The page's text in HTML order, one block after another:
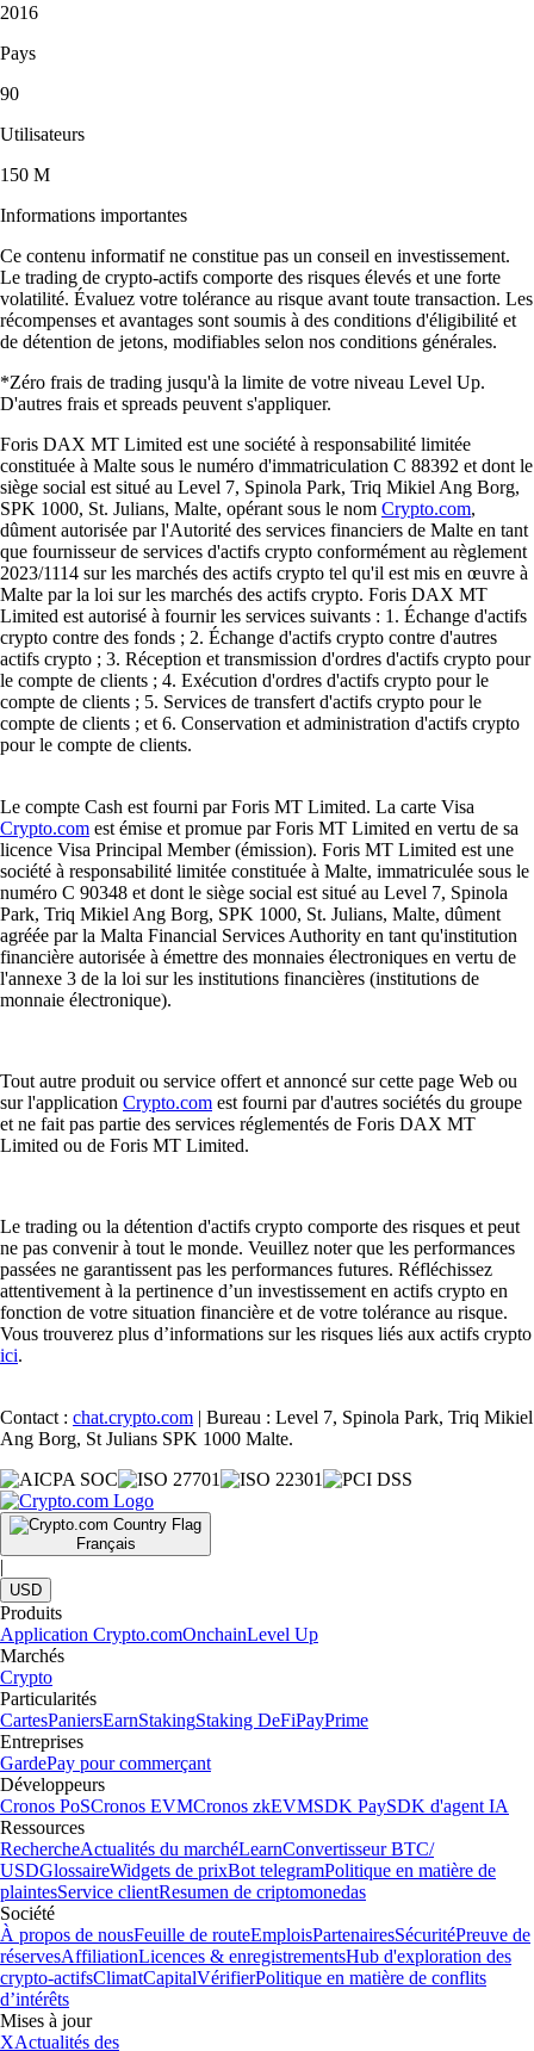
2016
Pays
90
Utilisateurs
150 M
Informations importantes
Ce contenu informatif ne constitue pas un conseil en investissement.
Le trading de crypto-actifs comporte des risques élevés et une forte
volatilité. Évaluez votre tolérance au risque avant toute transaction. Les
récompenses et avantages sont soumis à des conditions d'éligibilité et
de détention de jetons, modifiables selon nos conditions générales.
*Zéro frais de trading jusqu'à la limite de votre niveau Level Up.
D'autres frais et spreads peuvent s'appliquer.
Foris DAX MT Limited est une société à responsabilité limitée
constituée à Malte sous le numéro d'immatriculation C 88392 et dont le
siège social est situé au Level 7, Spinola Park, Triq Mikiel Ang Borg,
SPK 1000, St. Julians, Malte, opérant sous le nom Crypto.com,
dûment autorisée par l'Autorité des services financiers de Malte en tant
que fournisseur de services d'actifs crypto conformément au règlement
2023/1114 sur les marchés des actifs crypto tel qu'il est mis en œuvre à
Malte par la loi sur les marchés des actifs crypto. Foris DAX MT
Limited est autorisé à fournir les services suivants : 1. Échange d'actifs
crypto contre des fonds ; 2. Échange d'actifs crypto contre d'autres
actifs crypto ; 3. Réception et transmission d'ordres d'actifs crypto pour
le compte de clients ; 4. Exécution d'ordres d'actifs crypto pour le
compte de clients ; 5. Services de transfert d'actifs crypto pour le
compte de clients ; et 6. Conservation et administration d'actifs crypto
pour le compte de clients.
Le compte Cash est fourni par Foris MT Limited. La carte Visa
Crypto.com est émise et promue par Foris MT Limited en vertu de sa
licence Visa Principal Member (émission). Foris MT Limited est une
société à responsabilité limitée constituée à Malte, immatriculée sous le
numéro C 90348 et dont le siège social est situé au Level 7, Spinola
Park, Triq Mikiel Ang Borg, SPK 1000, St. Julians, Malte, dûment
agréée par la Malta Financial Services Authority en tant qu'institution
financière autorisée à émettre des monnaies électroniques en vertu de
l'annexe 3 de la loi sur les institutions financières (institutions de
monnaie électronique).
Tout autre produit ou service offert et annoncé sur cette page Web ou
sur l'application Crypto.com est fourni par d'autres sociétés du groupe
et ne fait pas partie des services réglementés de Foris DAX MT
Limited ou de Foris MT Limited.
Le trading ou la détention d'actifs crypto comporte des risques et peut
ne pas convenir à tout le monde. Veuillez noter que les performances
passées ne garantissent pas les performances futures. Réfléchissez
attentivement à la pertinence d’un investissement en actifs crypto en
fonction de votre situation financière et de votre tolérance au risque.
Vous trouverez plus d’informations sur les risques liés aux actifs crypto
ici.
Contact : chat.crypto.com | Bureau : Level 7, Spinola Park, Triq Mikiel
Ang Borg, St Julians SPK 1000 Malte.
Français
|
USD
Produits
Application Crypto.comOnchainLevel Up
Marchés
Crypto
Particularités
CartesPaniersEarnStakingStaking DeFiPayPrime
Entreprises
GardePay pour commerçant
Développeurs
Cronos PoSCronos EVMCronos zkEVMSDK PaySDK d'agent IA
Ressources
RechercheActualités du marchéLearnConvertisseur BTC/
USDGlossaireWidgets de prixBot telegramPolitique en matière de
plaintesService clientResumen de criptomonedas
Société
À propos de nousFeuille de routeEmploisPartenairesSécuritéPreuve de
réservesAffiliationLicences & enregistrementsHub d'exploration des
crypto-actifsClimatCapitalVérifierPolitique en matière de conflits
d’intérêts
Mises à jour
XActualités des